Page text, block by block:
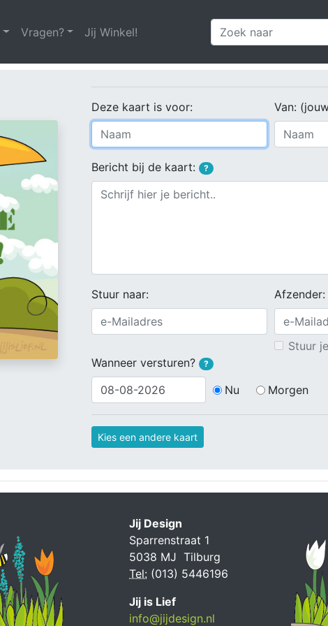
Vragen? Jij Winkel!
Deze kaart is voor: Van:
Bericht bij de kaart: ?
Stuur naar: Afzender:
Stuur
Wanneer versturen?
?
Nu Morgen
Kies een andere kaart
Jij Design
Sparrenstraat 1
5038 MJ Tilburg
Tel: (013) 5446196
Jij is Lief
info@jijdesign.nl